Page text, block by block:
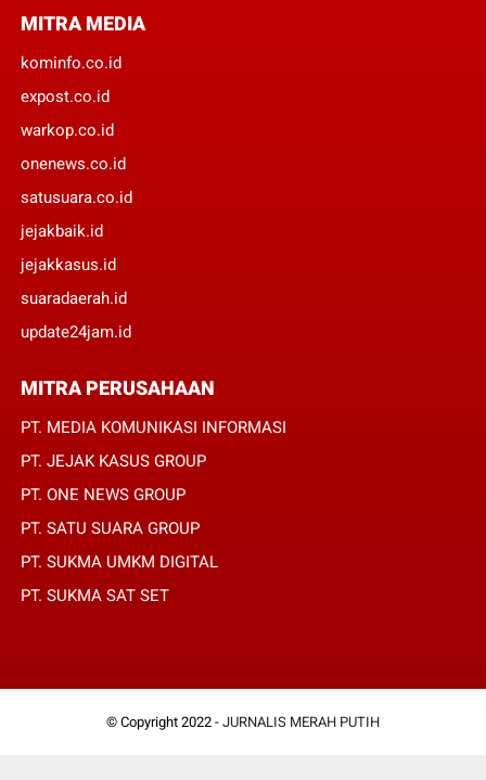
MITRA MEDIA
kominfo.co.id
expost.co.id
warkop.co.id
onenews.co.id
satusuara.co.id
jejakbaik.id
jejakkasus.id
suaradaerah.id
update24jam.id
MITRA PERUSAHAAN
PT. MEDIA KOMUNIKASI INFORMASI
PT. JEJAK KASUS GROUP
PT. ONE NEWS GROUP
PT. SATU SUARA GROUP
PT. SUKMA UMKM DIGITAL
PT. SUKMA SAT SET
© Copyright 2022 - JURNALIS MERAH PUTIH